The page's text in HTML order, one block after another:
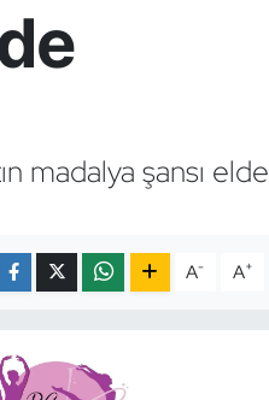
madalya şansı elde
A- A+